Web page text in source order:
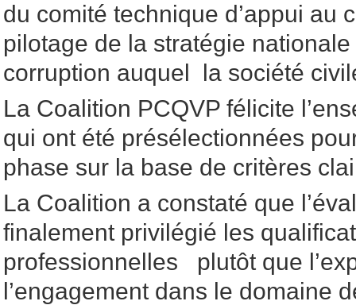
du comité technique d’appui au
pilotage de la stratégie
corruption auquel la société
La Coalition PCQVP félicite
qui ont été présélectionnées
phase sur la base de critères
La Coalition a constaté que
finalement privilégié les
professionnelles plutôt que
l’engagement dans le domaine